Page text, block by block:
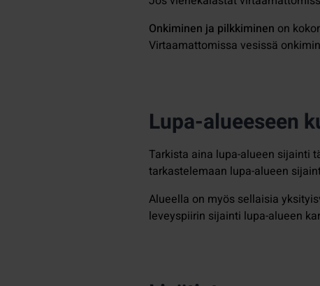
Onkiminen ja pilkkiminen on
Virtaamattomissa vesissä
Lupa-alueeseen
Tarkista aina lupa-alueen sijainti
tarkastelemaan lupa-alueen
Alueella on myös sellaisia
leveyspiirin sijainti lupa-alueen